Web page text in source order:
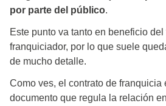
por parte del público.
Este punto va tanto en beneficio
franquiciador, por lo que suele
de mucho detalle.
Como ves, el contrato de franquicia
documento que regula la relación